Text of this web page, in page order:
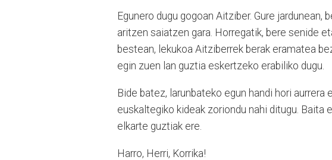
Egunero dugu gogoan Aitziber. Gure jardunean,
aritzen saiatzen gara. Horregatik, bere senide
bestean, lekukoa Aitziberrek berak eramatea
egin zuen lan guztia eskertzeko erabiliko dugu.
Bide batez, larunbateko egun handi hori
euskaltegiko kideak zoriondu nahi ditugu. Baita
elkarte guztiak ere.
Harro, Herri, Korrika!